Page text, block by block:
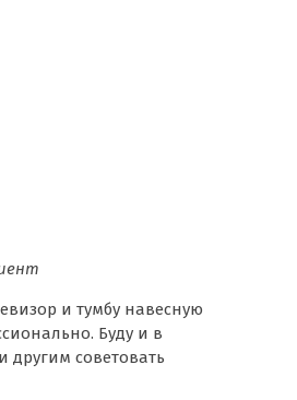
и тумбу навесную
Буду и в
советовать